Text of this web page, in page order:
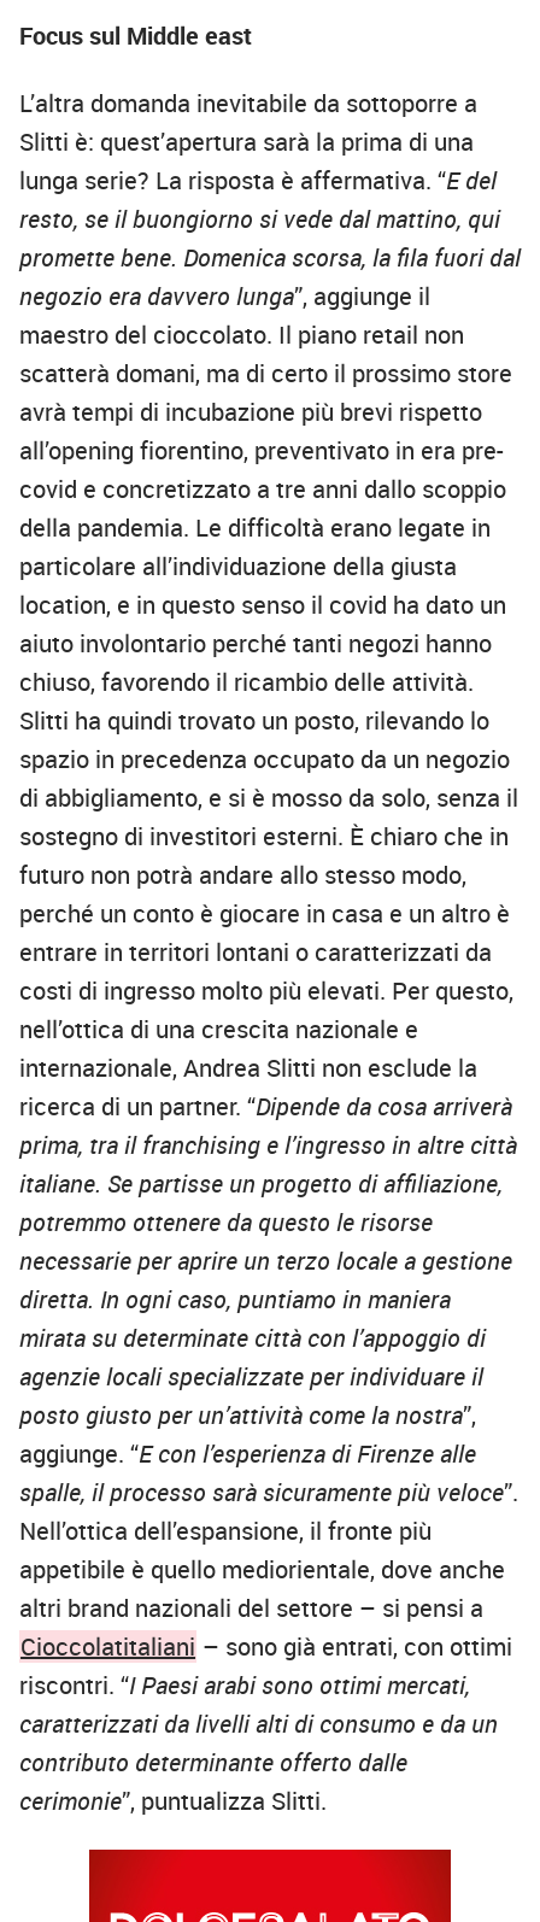
Focus sul Middle east
L’altra domanda inevitabile da sottoporre a
Slitti è: quest’apertura sarà la prima di una
lunga serie? La risposta è affermativa. “E del
resto, se il buongiorno si vede dal mattino, qui
promette bene. Domenica scorsa, la fila fuori dal
negozio era davvero lunga”, aggiunge il
maestro del cioccolato. Il piano retail non
scatterà domani, ma di certo il prossimo store
avrà tempi di incubazione più brevi rispetto
all’opening fiorentino, preventivato in era pre-
covid e concretizzato a tre anni dallo scoppio
della pandemia. Le difficoltà erano legate in
particolare all’individuazione della giusta
location, e in questo senso il covid ha dato un
aiuto involontario perché tanti negozi hanno
chiuso, favorendo il ricambio delle attività.
Slitti ha quindi trovato un posto, rilevando lo
spazio in precedenza occupato da un negozio
di abbigliamento, e si è mosso da solo, senza il
sostegno di investitori esterni. È chiaro che in
futuro non potrà andare allo stesso modo,
perché un conto è giocare in casa e un altro è
entrare in territori lontani o caratterizzati da
costi di ingresso molto più elevati. Per questo,
nell’ottica di una crescita nazionale e
internazionale, Andrea Slitti non esclude la
ricerca di un partner. “Dipende da cosa arriverà
prima, tra il franchising e l’ingresso in altre città
italiane. Se partisse un progetto di affiliazione,
potremmo ottenere da questo le risorse
necessarie per aprire un terzo locale a gestione
diretta. In ogni caso, puntiamo in maniera
mirata su determinate città con l’appoggio di
agenzie locali specializzate per individuare il
posto giusto per un’attività come la nostra”,
aggiunge. “E con l’esperienza di Firenze alle
spalle, il processo sarà sicuramente più veloce”.
Nell’ottica dell’espansione, il fronte più
appetibile è quello mediorientale, dove anche
altri brand nazionali del settore – si pensi a
Cioccolatitaliani – sono già entrati, con ottimi
riscontri. “I Paesi arabi sono ottimi mercati,
caratterizzati da livelli alti di consumo e da un
contributo determinante offerto dalle
cerimonie”, puntualizza Slitti.